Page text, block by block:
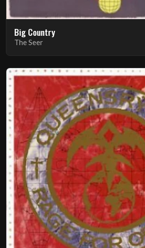
Big Country
The Seer